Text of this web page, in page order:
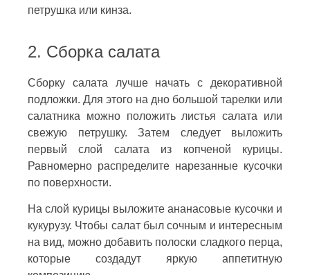
петрушка или кинза.
2. Сборка салата
Сборку салата лучше начать с декоративной
подложки. Для этого на дно большой тарелки или
салатника можно положить листья салата или
свежую петрушку. Затем следует выложить
первый слой салата из копченой курицы.
Равномерно распределите нарезанные кусочки
по поверхности.
На слой курицы выложите ананасовые кусочки и
кукурузу. Чтобы салат был сочным и интересным
на вид, можно добавить полоски сладкого перца,
которые создадут яркую аппетитную